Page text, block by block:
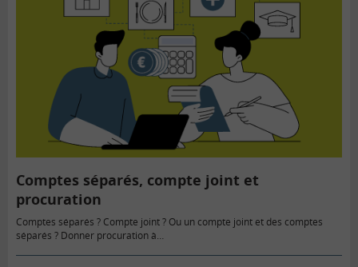
Comptes séparés, compte joint et
procuration
Comptes séparés ? Compte joint ? Ou un compte joint et des comptes
séparés ? Donner procuration à…